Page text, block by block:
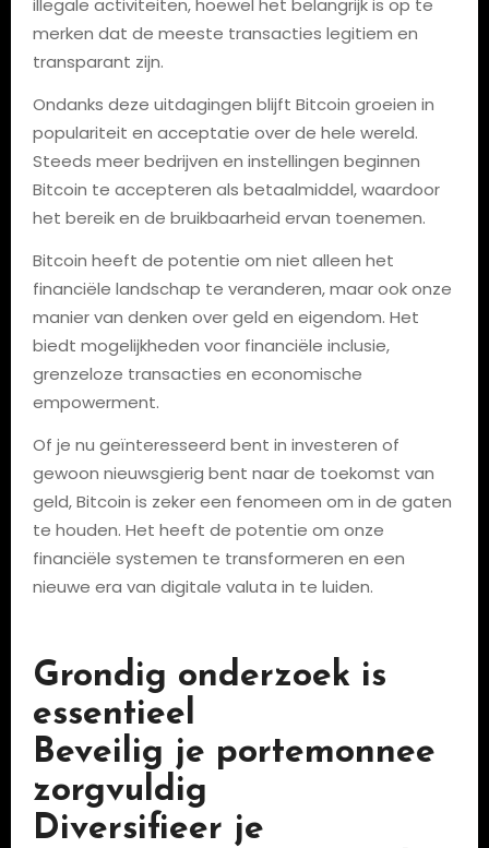
illegale activiteiten, hoewel het belangrijk is op te
merken dat de meeste transacties legitiem en
transparant zijn.
Ondanks deze uitdagingen blijft Bitcoin groeien in
populariteit en acceptatie over de hele wereld.
Steeds meer bedrijven en instellingen beginnen
Bitcoin te accepteren als betaalmiddel, waardoor
het bereik en de bruikbaarheid ervan toenemen.
Bitcoin heeft de potentie om niet alleen het
financiële landschap te veranderen, maar ook onze
manier van denken over geld en eigendom. Het
biedt mogelijkheden voor financiële inclusie,
grenzeloze transacties en economische
empowerment.
Of je nu geïnteresseerd bent in investeren of
gewoon nieuwsgierig bent naar de toekomst van
geld, Bitcoin is zeker een fenomeen om in de gaten
te houden. Het heeft de potentie om onze
financiële systemen te transformeren en een
nieuwe era van digitale valuta in te luiden.
Grondig onderzoek is
essentieel
Beveilig je portemonnee
zorgvuldig
Diversifieer je